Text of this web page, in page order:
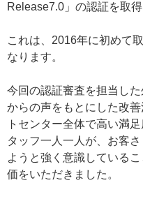
Release7.0」の認証を取得
これは、2016年に初めて
なります。
今回の認証審査を担当し
からの声をもとにした改
トセンター全体で高い満
タッフ一人一人が、お客
ようと強く意識している
価をいただきました。